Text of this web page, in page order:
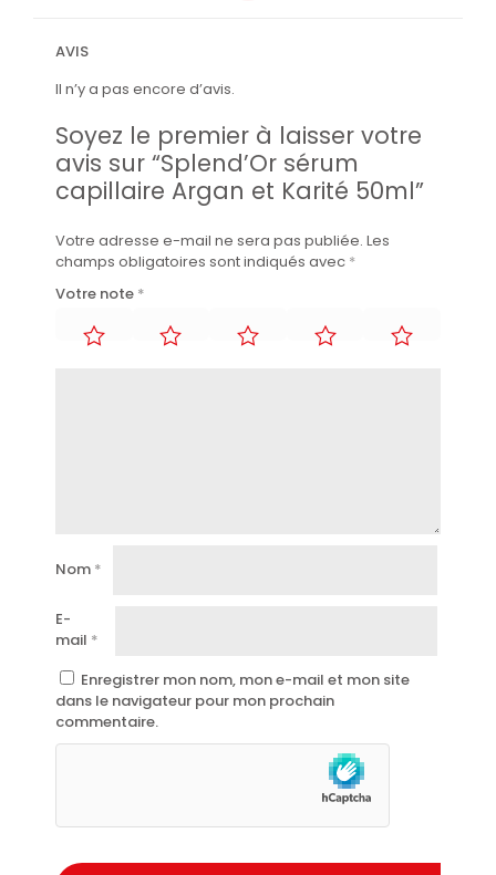
AVIS
Il n’y a pas encore d’avis.
Soyez le premier à laisser votre
avis sur “Splend’Or sérum
capillaire Argan et Karité 50ml”
Votre adresse e-mail ne sera pas publiée. Les
champs obligatoires sont indiqués avec *
Votre note *
Nom *
E-
mail *
Enregistrer mon nom, mon e-mail et mon site
dans le navigateur pour mon prochain
commentaire.